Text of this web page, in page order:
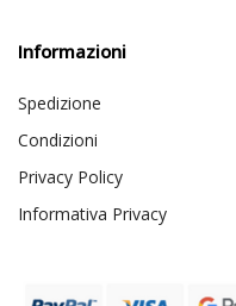
Informazioni
Spedizione
Condizioni
Privacy Policy
Informativa Privacy